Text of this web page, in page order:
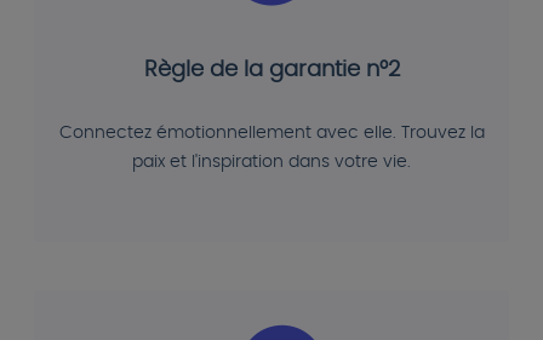
Règle de la garantie n°2
Connectez émotionnellement avec elle. Trouvez la
paix et l'inspiration dans votre vie.